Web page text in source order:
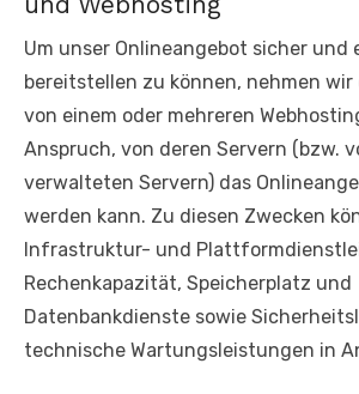
Um unser Onlineangebot sicher und
bereitstellen zu können, nehmen
von einem oder mehreren
Anspruch, von deren Servern (bzw.
verwalteten Servern) das
werden kann. Zu diesen Zwecken
Infrastruktur- und
Rechenkapazität, Speicherplatz und
Datenbankdienste sowie
technische Wartungsleistungen in